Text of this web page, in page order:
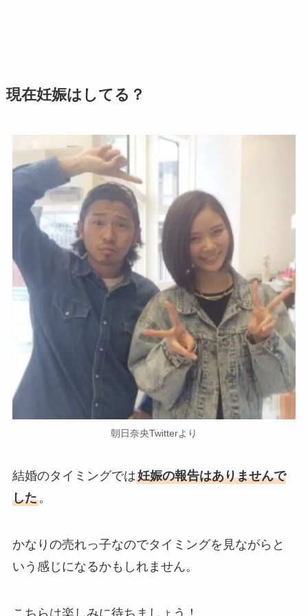
現在妊娠はしてる？
朝日奈央Twitterより
結婚のタイミングでは妊娠の報告はありませんで
した。
かなりの売れっ子なのでタイミングを見ながらと
いう感じになるかもしれません。
こちらは楽しみに待ちましょう！